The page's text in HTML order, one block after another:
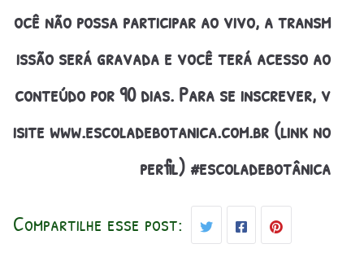
ocê não possa participar ao vivo, a transm
issão será gravada e você terá acesso ao
conteúdo por 90 dias. Para se inscrever, v
isite www.escoladebotanica.com.br (link no
perfil) #escoladebotânica
Compartilhe esse post: